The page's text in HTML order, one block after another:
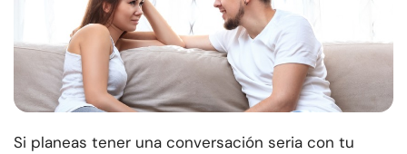
Si planeas tener una conversación seria con tu